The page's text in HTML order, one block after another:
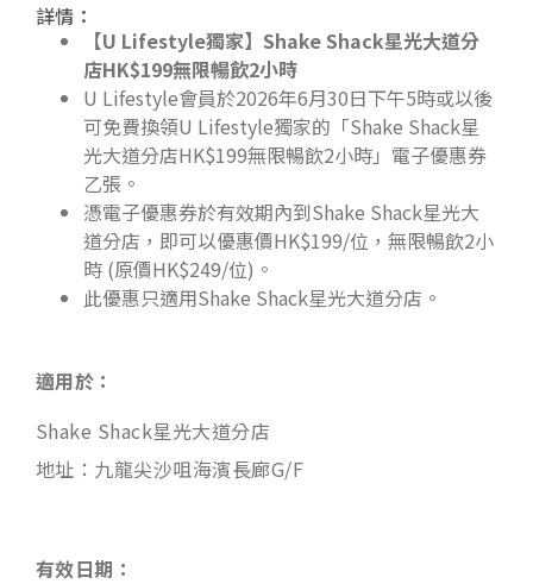
詳情：
【U Lifestyle獨家】Shake Shack星光大道分
店HK$199無限暢飲2小時
U Lifestyle會員於2026年6月30日下午5時或以後
可免費換領U Lifestyle獨家的「Shake Shack星
光大道分店HK$199無限暢飲2小時」電子優惠券
乙張。
憑電子優惠券於有效期內到Shake Shack星光大
道分店，即可以優惠價HK$199/位，無限暢飲2小
時 (原價HK$249/位)。
此優惠只適用Shake Shack星光大道分店。
適用於：
Shake Shack星光大道分店
地址：九龍尖沙咀海濱長廊G/F
有效日期：